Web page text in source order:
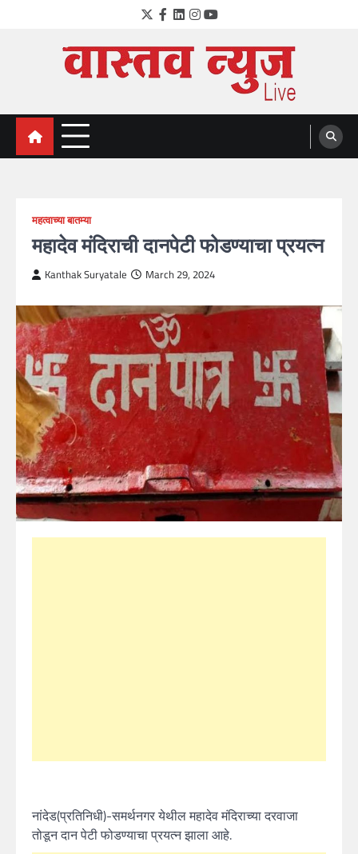
Twitter
Facebook
LinkedIn
Instagram
YouTube
VastavNEWSLive.com
a leading NEWS portal of Maharahstra
महत्वाच्या बातम्या
महादेव मंदिराची दानपेटी फोडण्याचा प्रयत्न
Kanthak Suryatale March 29, 2024
नांदेड(प्रतिनिधी)-समर्थनगर येथील महादेव मंदिराच्या दरवाजा
तोडून दान पेटी फोडण्याचा प्रयत्न झाला आहे.